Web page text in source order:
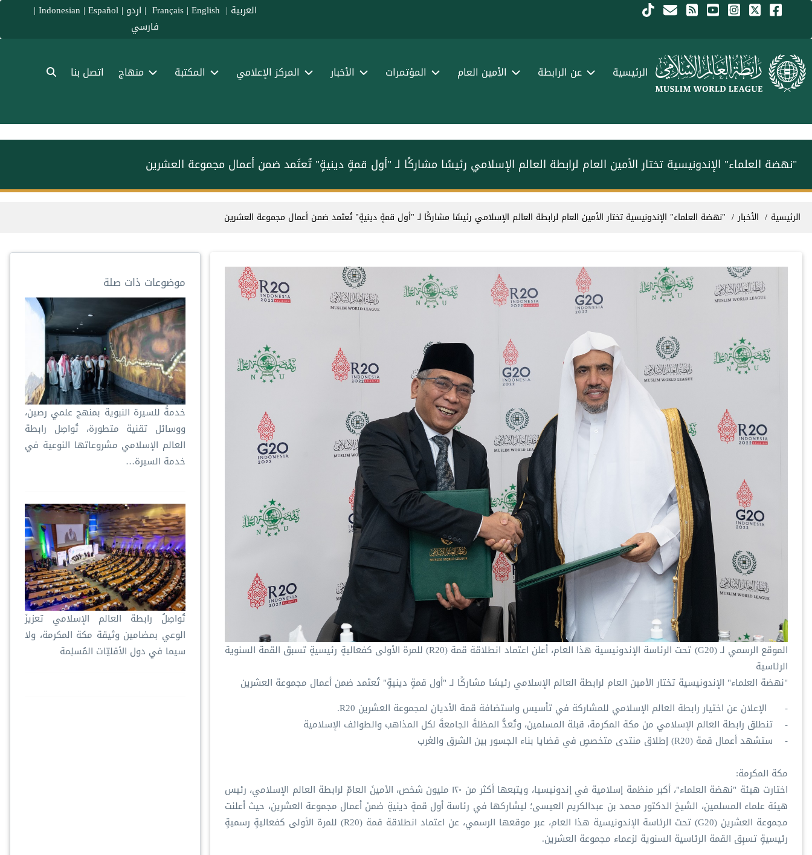
تجاوز إلى المحتوى الرئيسي العربية |
Français
| English
| اردو |
Indonesian | Español
|
فارسي
Menu Arabic الرئيسية عن الرابطة الأمين العام المؤتمرات الأخبار المركز الإعلامي المكتبة منهاج اتصل بنا
"نهضة العلماء" الإندونيسية تختار الأمين العام لرابطة العالم الإسلامي رئيسًا مشاركًا لـ "أول قمةٍ دينيةٍ" تُعتَمد ضمن أعمال مجموعة العشرين
مسار التنقل
الرئيسية الأخبار "نهضة العلماء" الإندونيسية تختار الأمين العام لرابطة العالم الإسلامي رئيسًا مشاركًا لـ "أول قمةٍ دينيةٍ" تُعتَمد ضمن أعمال مجموعة العشرين
الموقع الرسمي لـ (G20) تحت الرئاسة الإندونيسية هذا العام، أعلن اعتماد انطلاقة قمة (R20) للمرة الأولى كفعاليةٍ رئيسيةٍ تسبق القمة السنوية
الرئاسية
"نهضة العلماء" الإندونيسية تختار الأمين العام لرابطة العالم الإسلامي رئيسًا مشاركًا لـ "أول قمةٍ دينيةٍ" تُعتَمد ضمن أعمال مجموعة العشرين
- الإعلان عن اختيار ‫رابطة العالم الإسلامي‬ للمشاركة في تأسيس واستضافة قمة الأديان لمجموعة العشرين R20.
- تنطلق رابطة العالم الإسلامي من مكة المكرمة، قبلة المسلمين، وتُعدُّ المظلةَ الجامعةَ لكل المذاهب والطوائف الإسلامية
- ستشهد أعمال قمة (R20) إطلاق منتدى متخصصٍ في قضايا بناء الجسور بين الشرق والغرب
مكة المكرمة:
اختارت هيئة "نهضة العلماء"، أكبر منظمة إسلامية في إندونيسيا، ويتبعها أكثر من ١٢٠ مليون شخص، الأمينَ العامّ لرابطة العالم الإسلامي، رئيس
هيئة علماء المسلمين، الشيخ الدكتور محمد بن عبدالكريم العيسى؛ ليشاركها في رئاسة أول قمةٍ دينيةٍ ضمنَ أعمال مجموعة العشرين، حيث أعلنت
مجموعة العشرين (G20) تحت الرئاسة الإندونيسية هذا العام، عبر موقعها الرسمي، عن اعتماد انطلاقة قمة (R20) للمرة الأولى كفعاليةٍ رسميةٍ
رئيسيةٍ تسبِق القمة الرئاسية السنوية لزعماء مجموعة العشرين.
موضوعات ذات صلة
خدمةً للسيرة النبوية بمنهج علمي رصين،
ووسائل تقنية متطورة، تُواصِل رابطة
العالم الإسلامي مشروعاتها النوعية في
خدمة السيرة…
تُواصِلُ ⁧‫رابطة العالم الإسلامي‬⁩ تعزيزَ
الوعي بمضامين وثيقة مكة المكرمة، ولا
سيما في دول الأقليّات المُسلِمة